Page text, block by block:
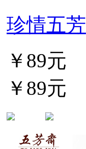
珍情五芳
￥89元
￥89元